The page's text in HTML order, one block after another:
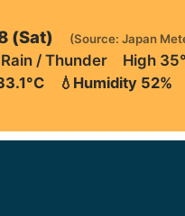
(Sat) (Source: Japan
/ Thunder High
💧Humidity 52%